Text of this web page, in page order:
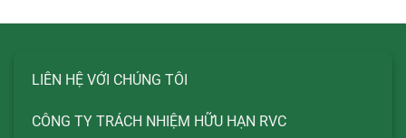
LIÊN HỆ VỚI CHÚNG TÔI
CÔNG TY TRÁCH NHIỆM HỮU HẠN RVC